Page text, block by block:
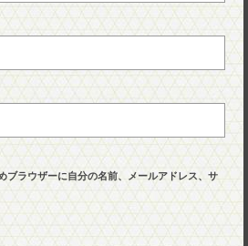
ブラウザーに自分の名前、メールアドレス、サ